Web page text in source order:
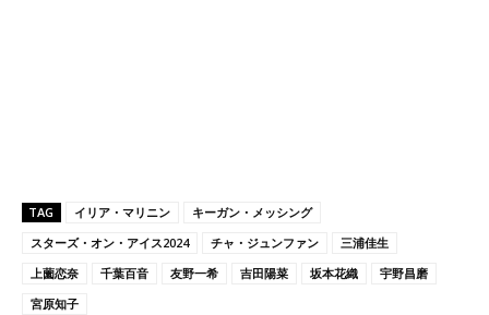
TAG イリア・マリニン
キーガン・メッシング
スターズ・オン・アイス2024
チャ・ジュンファン
三浦佳生
上薗恋奈
千葉百音 友野一希 吉田陽菜 坂本花織
宇野昌磨
宮原知子